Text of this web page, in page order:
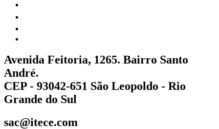
Avenida Feitoria, 1265. Bairro Santo
André.
CEP - 93042-651 São Leopoldo - Rio
Grande do Sul
sac@itece.com